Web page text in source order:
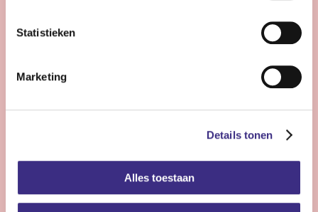
Statistieken
Marketing
Details tonen
Alles toestaan
Bekijk vacature
Nog 23 dagen
4 - 28 uur | Deeltijds, Onbepaalde tijd